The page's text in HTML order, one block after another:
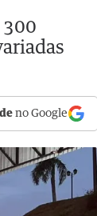
300
no Google